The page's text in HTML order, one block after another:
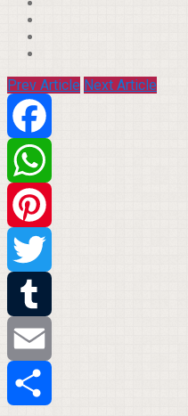
Prev Article Next Article
Facebook
WhatsApp
Pinterest
Twitter
Tumblr
Email